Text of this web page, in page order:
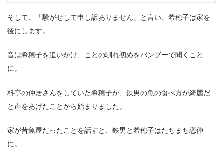
そして、「騒がせして申し訳ありません」と言い、希穂子は家を
後にします。
音は希穂子を追いかけ、ことの馴れ初めをバンブーで聞くこと
に。
料亭の仲居さんをしていた希穂子が、鉄男の魚の食べ方が綺麗だ
と声をあげたことから始まりました。
家が昔魚屋だったことを話すと、鉄男と希穂子はたちまち恋仲
に。